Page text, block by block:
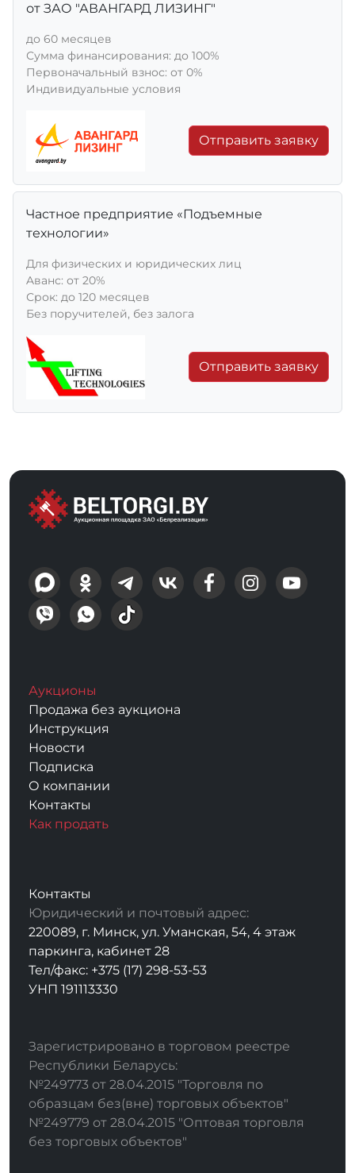
от ЗАО "АВАНГАРД ЛИЗИНГ"
до 60 месяцев
Сумма финансирования: до 100%
Первоначальный взнос: от 0%
Индивидуальные условия
Отправить заявку
Частное предприятие «Подъемные
технологии»
Для физических и юридических лиц
Aванс: от 20%
Срок: до 120 месяцев
Без поручителей, без залога
Отправить заявку
Аукционы
Продажа без аукциона
Инструкция
Новости
Подписка
О компании
Контакты
Как продать
Контакты
Юридический и почтовый адрес:
220089, г. Минск, ул. Уманская, 54, 4 этаж
паркинга, кабинет 28
Тел/факс: +375 (17) 298-53-53
УНП 191113330
Зарегистрировано в торговом реестре
Республики Беларусь:
№249773 от 28.04.2015 "Торговля по
образцам без(вне) торговых объектов"
№249779 от 28.04.2015 "Оптовая торговля
без торговых объектов"